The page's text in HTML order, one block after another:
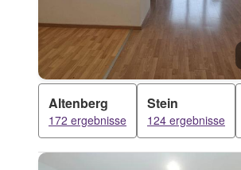
Altenberg
172 ergebnisse
Stein
124 ergebnisse